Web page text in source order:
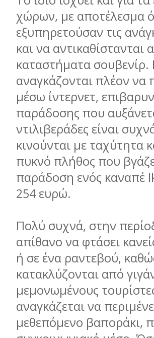
χώρων, με αποτέλεσμα
εξυπηρετούσαν τις
και να αντικαθίστανται
καταστήματα σουβενίρ.
αναγκάζονται πλέον
μέσω ίντερνετ,
παράδοσης που
ντιλιβεράδες είναι
κινούνται με ταχύτητα
πυκνό πλήθος που
παράδοση ενός καναπέ
254 ευρώ.
Πολύ συχνά, στην
απίθανο να φτάσει
ή σε ένα ραντεβού,
κατακλύζονται από
μεμονωμένους
αναγκάζεται να
μεθεπόμενο βαποράκι,